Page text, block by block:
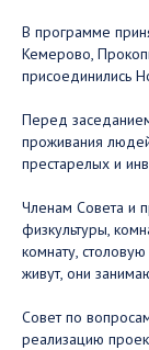
В программе
Кемерово,
присоединились
Перед
проживания
престарелых и
Членам Совета и
физкультуры,
комнату,
живут, они
Совет по
реализацию